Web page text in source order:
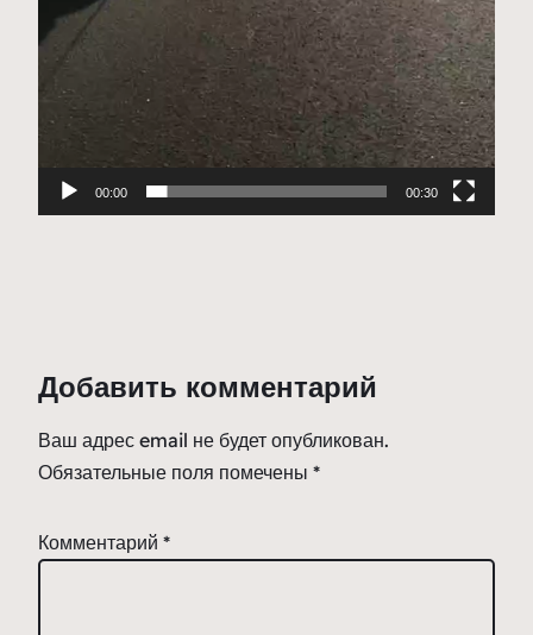
00:00 00:30
Добавить комментарий
Ваш адрес email не будет опубликован.
Обязательные поля помечены *
Комментарий *